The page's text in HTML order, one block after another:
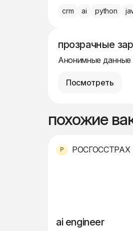
crm ai python
прозрачные
Анонимные данные
Посмотреть
похожие
РОСГОССТРАХ
ai engineer